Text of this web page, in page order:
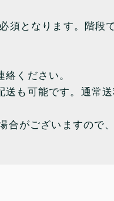
須となります。階段
ください。
も可能です。通常
合がございますので